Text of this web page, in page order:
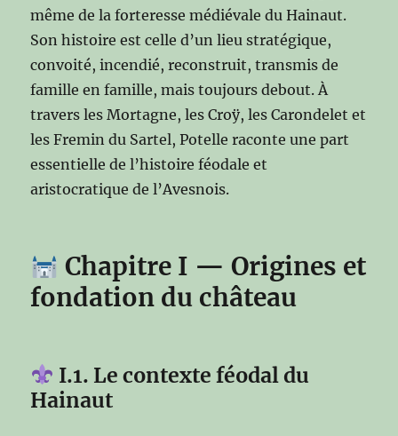
même de la forteresse médiévale du Hainaut.
Son histoire est celle d’un lieu stratégique,
convoité, incendié, reconstruit, transmis de
famille en famille, mais toujours debout. À
travers les Mortagne, les Croÿ, les Carondelet et
les Fremin du Sartel, Potelle raconte une part
essentielle de l’histoire féodale et
aristocratique de l’Avesnois.
Chapitre I — Origines et
fondation du château
I.1. Le contexte féodal du
Hainaut